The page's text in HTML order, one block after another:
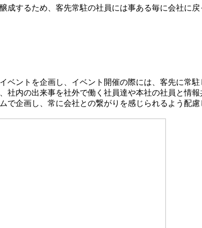
するため、客先常駐の社員には事ある毎に会社に戻
ントを企画し、イベント開催の際には、客先に常
社内の出来事を社外で働く社員達や本社の社員と情
企画し、常に会社との繋がりを感じられるよう配慮